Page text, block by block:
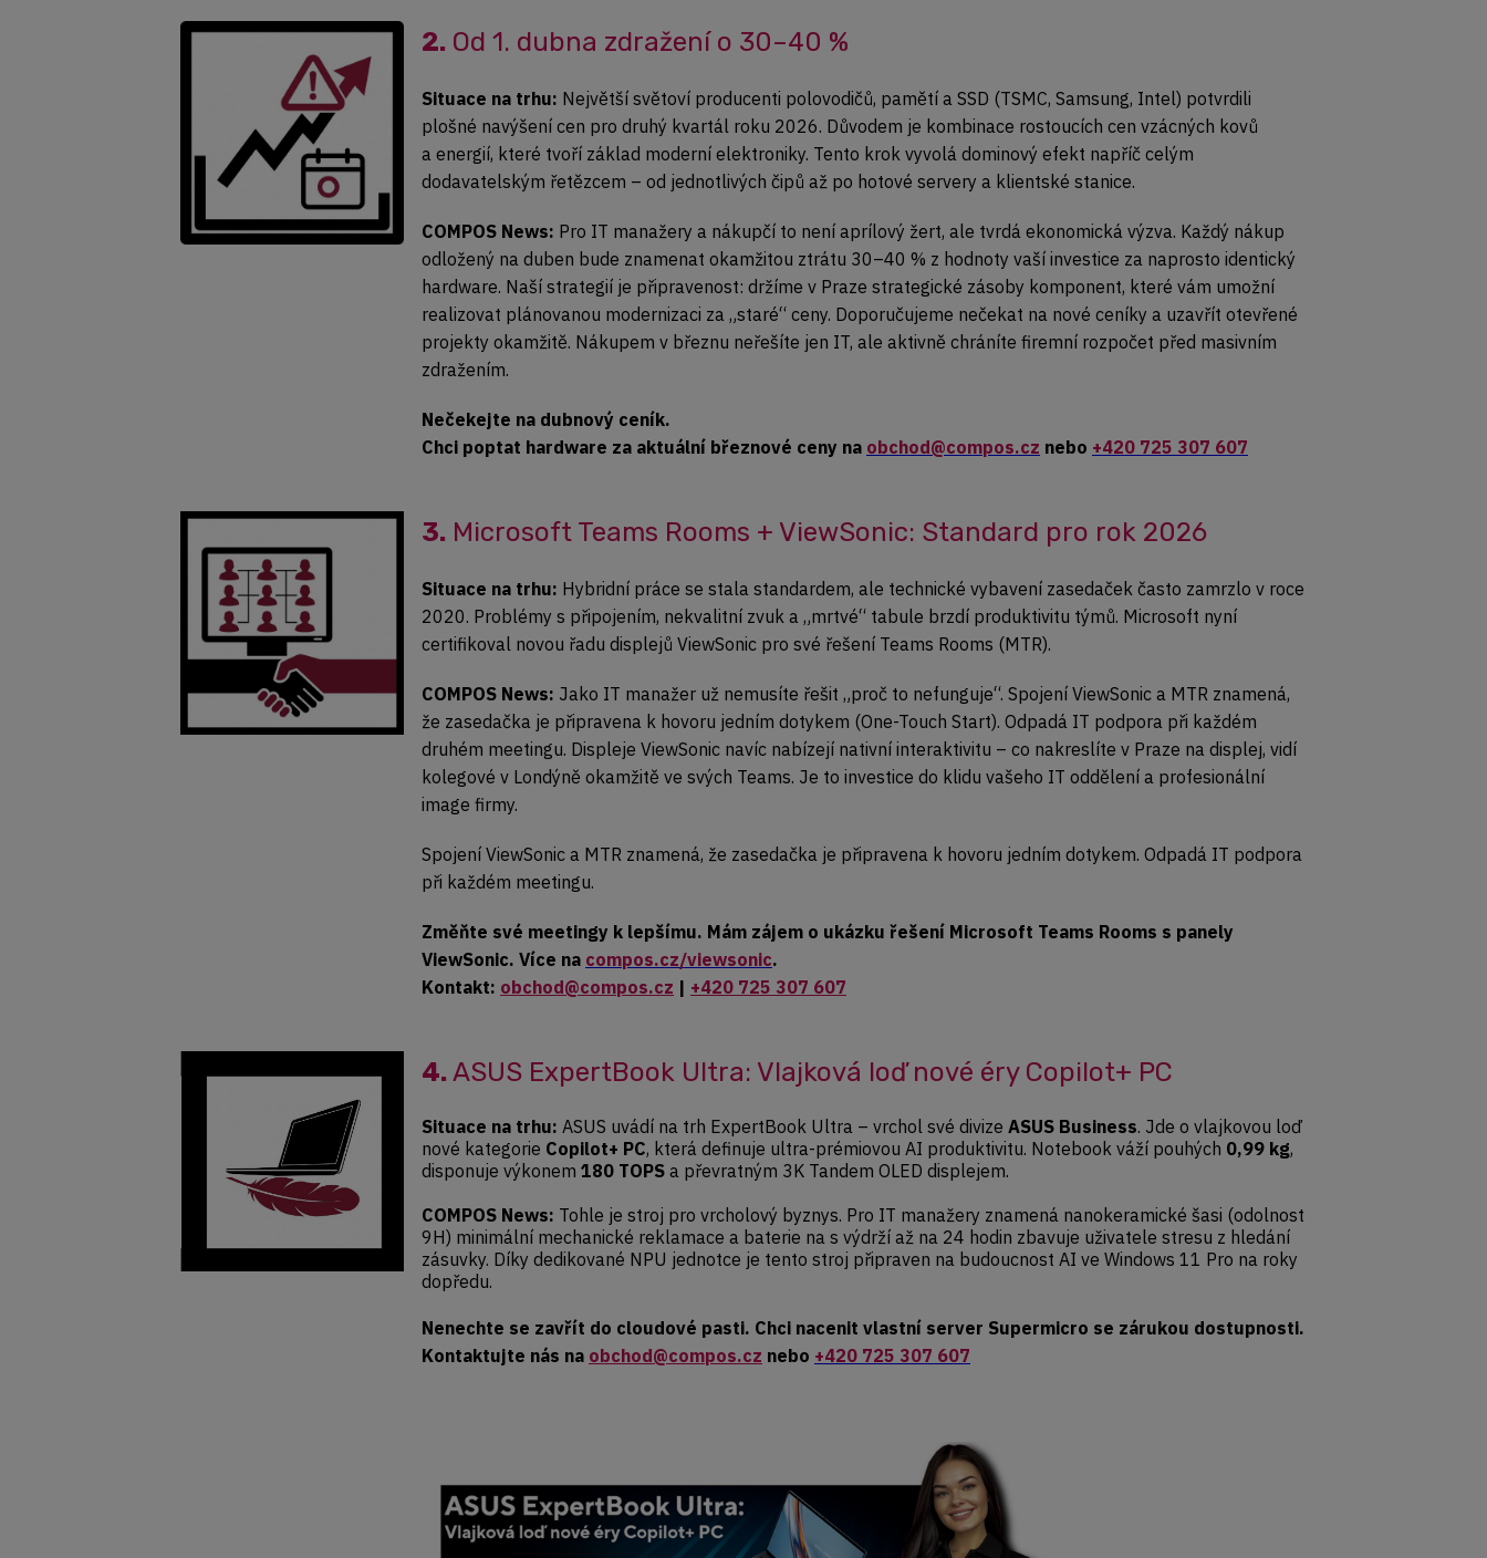
2. Od 1. dubna zdražení o 30–40 %
Situace na trhu: Největší světoví producenti polovodičů, pamětí a SSD (TSMC, Samsung, Intel) potvrdili
plošné navýšení cen pro druhý kvartál roku 2026. Důvodem je kombinace rostoucích cen vzácných kovů
a energií, které tvoří základ moderní elektroniky. Tento krok vyvolá dominový efekt napříč celým
dodavatelským řetězcem – od jednotlivých čipů až po hotové servery a klientské stanice.
COMPOS News: Pro IT manažery a nákupčí to není aprílový žert, ale tvrdá ekonomická výzva. Každý nákup
odložený na duben bude znamenat okamžitou ztrátu 30–40 % z hodnoty vaší investice za naprosto identický
hardware. Naší strategií je připravenost: držíme v Praze strategické zásoby komponent, které vám umožní
realizovat plánovanou modernizaci za „staré“ ceny. Doporučujeme nečekat na nové ceníky a uzavřít otevřené
projekty okamžitě. Nákupem v březnu neřešíte jen IT, ale aktivně chráníte firemní rozpočet před masivním
zdražením.
Nečekejte na dubnový ceník.
Chci poptat hardware za aktuální březnové ceny na obchod@compos.cz nebo +420 725 307 607
3. Microsoft Teams Rooms + ViewSonic: Standard pro rok 2026
Situace na trhu: Hybridní práce se stala standardem, ale technické vybavení zasedaček často zamrzlo v roce
2020. Problémy s připojením, nekvalitní zvuk a „mrtvé“ tabule brzdí produktivitu týmů. Microsoft nyní
certifikoval novou řadu displejů ViewSonic pro své řešení Teams Rooms (MTR).
COMPOS News: Jako IT manažer už nemusíte řešit „proč to nefunguje“. Spojení ViewSonic a MTR znamená,
že zasedačka je připravena k hovoru jedním dotykem (One-Touch Start). Odpadá IT podpora při každém
druhém meetingu. Displeje ViewSonic navíc nabízejí nativní interaktivitu – co nakreslíte v Praze na displej, vidí
kolegové v Londýně okamžitě ve svých Teams. Je to investice do klidu vašeho IT oddělení a profesionální
image firmy.
Spojení ViewSonic a MTR znamená, že zasedačka je připravena k hovoru jedním dotykem. Odpadá IT podpora
při každém meetingu.
Změňte své meetingy k lepšímu. Mám zájem o ukázku řešení Microsoft Teams Rooms s panely
ViewSonic. Více na compos.cz/viewsonic.
Kontakt: obchod@compos.cz | +420 725 307 607
4.ASUS ExpertBook Ultra: Vlajková loď nové éry Copilot+ PC
Situace na trhu: ASUS uvádí na trh ExpertBook Ultra – vrchol své divize ASUS Business. Jde o vlajkovou loď
nové kategorie Copilot+ PC, která definuje ultra-prémiovou AI produktivitu. Notebook váží pouhých 0,99 kg,
disponuje výkonem 180 TOPS a převratným 3K Tandem OLED displejem.
COMPOS News: Tohle je stroj pro vrcholový byznys. Pro IT manažery znamená nanokeramické šasi (odolnost
9H) minimální mechanické reklamace a baterie na s výdrží až na 24 hodin zbavuje uživatele stresu z hledání
zásuvky. Díky dedikované NPU jednotce je tento stroj připraven na budoucnost AI ve Windows 11 Pro na roky
dopředu.
Nenechte se zavřít do cloudové pasti. Chci nacenit vlastní server Supermicro se zárukou dostupnosti.
Kontaktujte nás na obchod@compos.cz nebo +420 725 307 607